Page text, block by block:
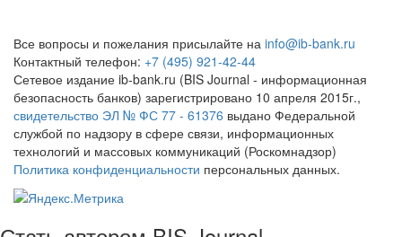
Все вопросы и пожелания присылайте на info@ib-bank.ru
Контактный телефон: +7 (495) 921-42-44
Сетевое издание ib-bank.ru (BIS Journal - информационная
безопасность банков) зарегистрировано 10 апреля 2015г.,
свидетельство ЭЛ № ФС 77 - 61376 выдано Федеральной
службой по надзору в сфере связи, информационных
технологий и массовых коммуникаций (Роскомнадзор)
Политика конфиденциальности персональных данных.